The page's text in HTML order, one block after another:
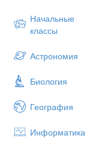
Начальные
классы
Астрономия
Биология
География
Информатика